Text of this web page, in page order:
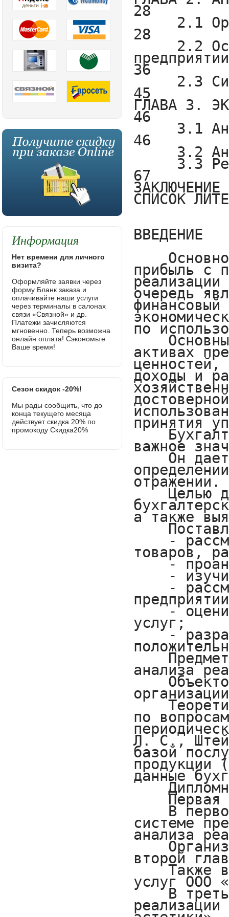
Информация
Нет времени для личного
визита?
Оформляйте заявки через
форму Бланк заказа и
оплачивайте наши услуги
через терминалы в салонах
связи «Связной» и др.
Платежи зачисляются
мгновенно. Теперь возможна
онлайн оплата! Сэкономьте
Ваше время!
Сезон скидок -20%!
Мы рады сообщить, что до
конца текущего месяца
действует скидка 20% по
промокоду Скидка20%